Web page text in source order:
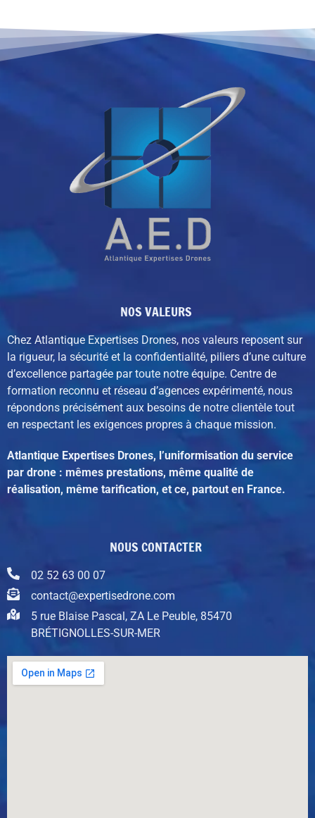
NOS VALEURS
Chez Atlantique Expertises Drones, nos valeurs reposent sur
la rigueur, la sécurité et la confidentialité, piliers d’une culture
d’excellence partagée par toute notre équipe. Centre de
formation reconnu et réseau d’agences expérimenté, nous
répondons précisément aux besoins de notre clientèle tout
en respectant les exigences propres à chaque mission.
Atlantique Expertises Drones, l’uniformisation du service
par drone : mêmes prestations, même qualité de
réalisation, même tarification, et ce, partout en France.
NOUS CONTACTER
02 52 63 00 07
contact@expertisedrone.com
5 rue Blaise Pascal, ZA Le Peuble, 85470
BRÉTIGNOLLES-SUR-MER